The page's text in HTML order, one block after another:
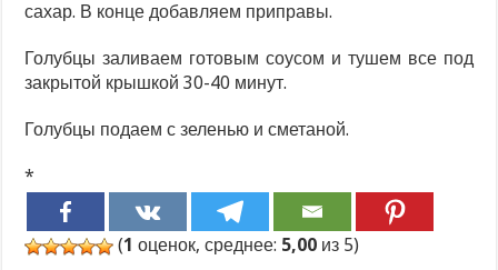
сахар. В конце добавляем приправы.
Голубцы заливаем готовым соусом и тушем все под
закрытой крышкой 30-40 минут.
Голубцы подаем с зеленью и сметаной.
*
(1 оценок, среднее: 5,00 из 5)